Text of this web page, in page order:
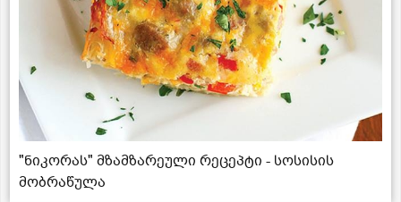
"ნიკორას" მზამზარეული რეცეპტი - სოსისის
მობრაწულა